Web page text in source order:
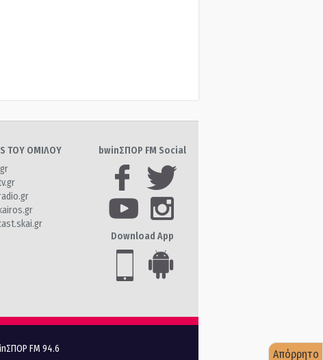
ΤΟΥ ΟΜΙΛΟΥ
bwinΣΠΟΡ FM Social
Download App
FM 94.6 Απόρρητο